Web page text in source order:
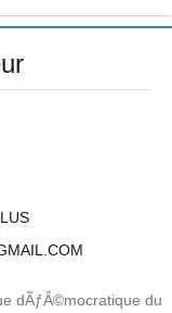
dÃƒÂ©mocratique du